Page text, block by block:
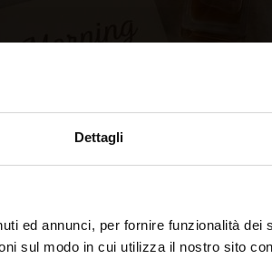
Dettagli
ed annunci, per fornire funzionalità dei
sul modo in cui utilizza il nostro sito